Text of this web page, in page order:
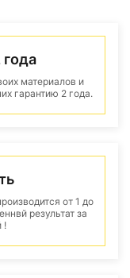
года
материалов и
гарантию 2 года.
от 1 до
результат за
!